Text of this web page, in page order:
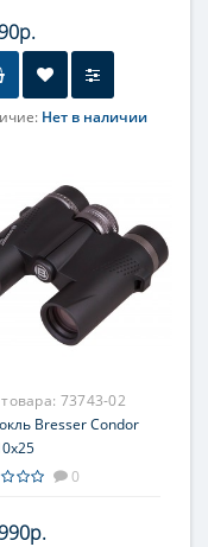
Нет в наличии
73743-02
Bresser Condor
0